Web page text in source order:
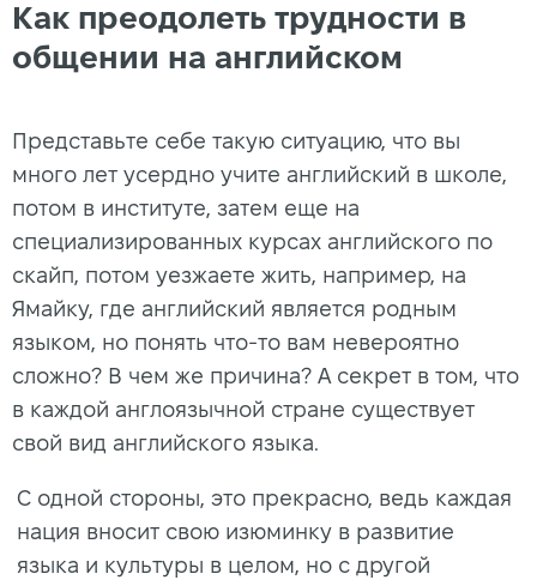
Как преодолеть трудности в
общении на английском
Представьте себе такую ситуацию, что вы
много лет усердно учите английский в школе,
потом в институте, затем еще на
специализированных курсах английского по
скайп, потом уезжаете жить, например, на
Ямайку, где английский является родным
языком, но понять что-то вам невероятно
сложно? В чем же причина? А секрет в том, что
в каждой англоязычной стране существует
свой вид английского языка.
С одной стороны, это прекрасно, ведь каждая
нация вносит свою изюминку в развитие
языка и культуры в целом, но с другой